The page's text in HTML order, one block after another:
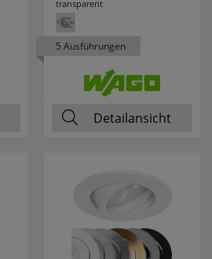
transparent
5 Ausführungen
Detailansicht